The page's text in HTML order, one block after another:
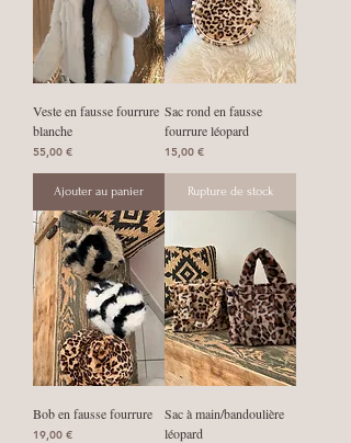
Veste en fausse fourrure
blanche
Prix
55,00 €
Ajouter au panier
Sac rond en fausse
fourrure léopard
Prix
15,00 €
Rupture de stock
Bob en fausse fourrure
Prix
19,00 €
Sac à main/bandoulière
léopard